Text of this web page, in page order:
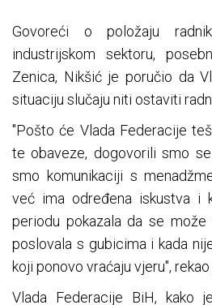
Govoreći o položaju
industrijskom sektoru,
Zenica, Nikšić je poručio da
situaciju slučaju niti ostaviti
"Pošto će Vlada Federacije
te obaveze, dogovorili smo
smo komunikaciji s
već ima određena iskustva i
periodu pokazala da se
poslovala s gubicima i kada
koji ponovo vraćaju vjeru",
Vlada Federacije BiH, kako